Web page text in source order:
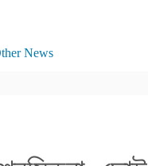
News